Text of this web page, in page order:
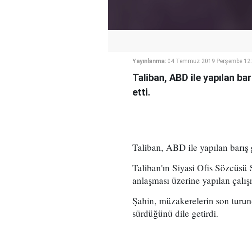
Yayınlanma: 04 Temmuz 2019 Perşembe
Taliban, ABD ile yapılan
etti.
Taliban, ABD ile yapılan
Taliban'ın Siyasi Ofis Sözcüsü
anlaşması üzerine yapılan
Şahin, müzakerelerin son
sürdüğünü dile getirdi.